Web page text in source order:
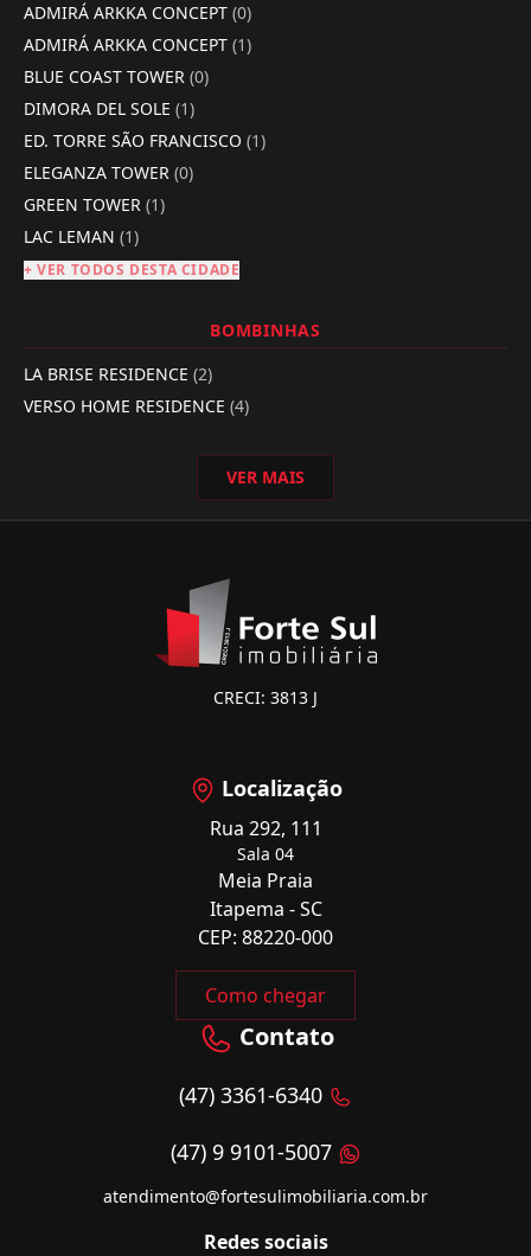
ADMIRÁ ARKKA CONCEPT (0)
ADMIRÁ ARKKA CONCEPT (1)
BLUE COAST TOWER (0)
DIMORA DEL SOLE (1)
ED. TORRE SÃO FRANCISCO (1)
ELEGANZA TOWER (0)
GREEN TOWER (1)
LAC LEMAN (1)
+ VER TODOS DESTA CIDADE
BOMBINHAS
LA BRISE RESIDENCE (2)
VERSO HOME RESIDENCE (4)
VER MAIS
CRECI: 3813 J
Localização
Rua 292, 111
Sala 04
Meia Praia
Itapema - SC
CEP: 88220-000
Como chegar
Contato
(47) 3361-6340
(47) 9 9101-5007
atendimento@fortesulimobiliaria.com.br
Redes sociais